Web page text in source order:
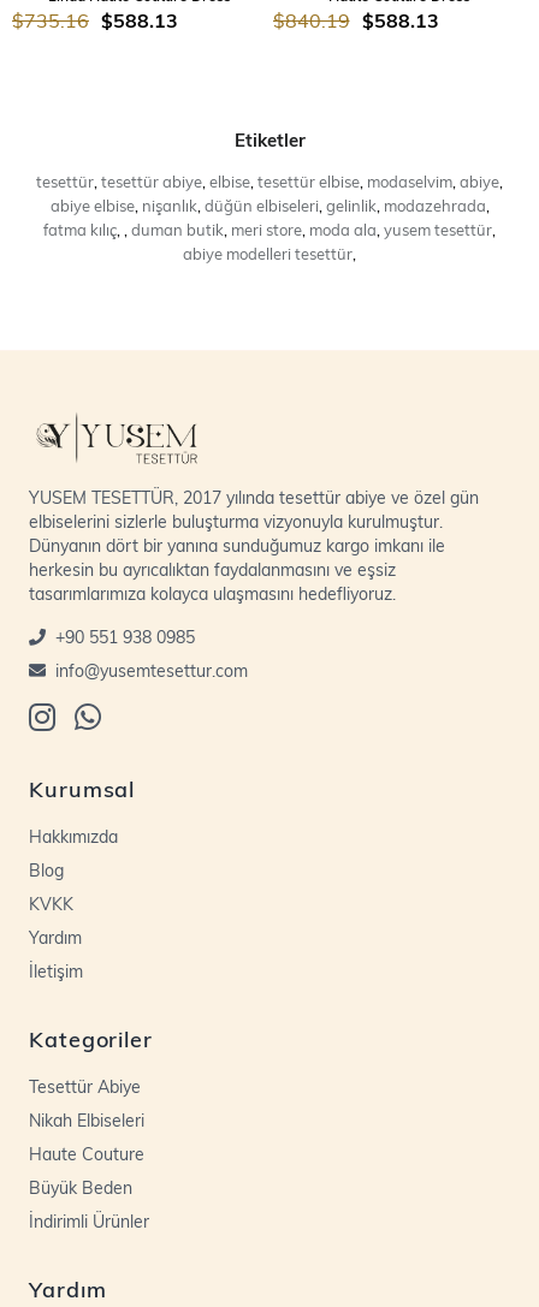
$588.13
$735.16 $588.13
$840.19
Etiketler
tesettür tesettür abiye elbise tesettür elbise modaselvim abiye
abiye elbise, nişanlık düğün elbiseleri, gelinlik modazehrada
fatma kılıç duman butik meri store moda ala yusem tesettür
abiye modelleri tesettür
YUSEM TESETTÜR, 2017 yılında tesettür abiye ve özel gün
elbiselerini sizlerle buluşturma vizyonuyla kurulmuştur.
Dünyanın dört bir yanına sunduğumuz kargo imkanı ile
herkesin bu ayrıcalıktan faydalanmasını ve eşsiz
tasarımlarımıza kolayca ulaşmasını hedefliyoruz.
+90 551 938 0985
info@yusemtesettur.com
Kurumsal
Hakkımızda
Blog
KVKK
Yardım
İletişim
Kategoriler
Tesettür Abiye
Nikah Elbiseleri
Haute Couture
Büyük Beden
İndirimli Ürünler
Yardım